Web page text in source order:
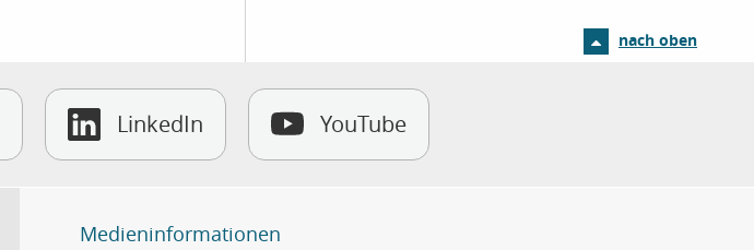
nach oben
LinkedIn YouTube
Medieninformationen